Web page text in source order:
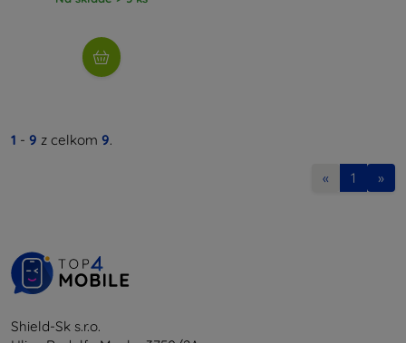
1 - 9 z celkom 9.
« 1 »
Shield-Sk s.r.o.